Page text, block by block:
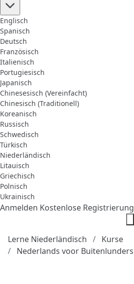
Englisch
Spanisch
Deutsch
Französisch
Italienisch
Portugiesisch
Japanisch
Chinesesisch (Vereinfacht)
Chinesisch (Traditionell)
Koreanisch
Russisch
Schwedisch
Türkisch
Niederländisch
Litauisch
Griechisch
Polnisch
Ukrainisch
Anmelden Kostenlose Registrierung
Lerne Niederländisch
Kurse
Nederlands voor Buitenlunders